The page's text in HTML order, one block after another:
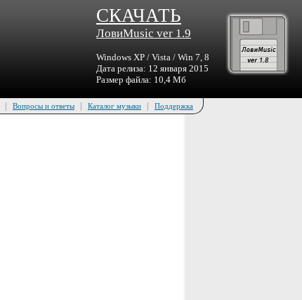
СКАЧАТЬ
ЛовиMusic ver 1.9
Windows XP / Vista / Win 7, 8
Дата релиза: 12 января 2015
Размер файла: 10,4 Мб
| Вопросы и ответы | Каталог музыки | Поддержка